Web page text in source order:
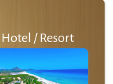
/ Resort